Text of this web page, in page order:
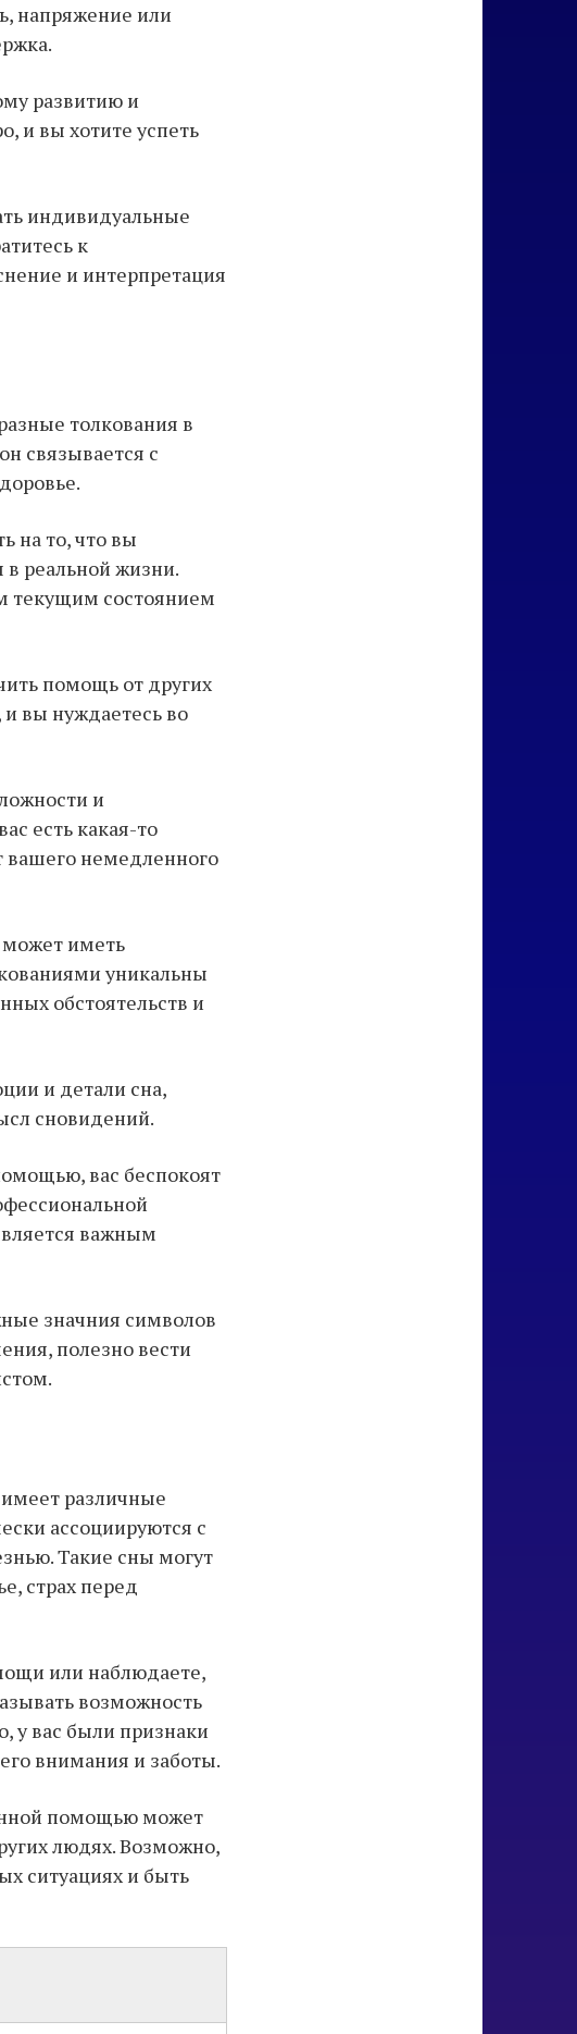
напряжение или
развитию и
и вы хотите успеть
индивидуальные
к
и интерпретация
толкования в
связывается с
на то, что вы
реальной жизни.
текущим состоянием
помощь от других
вы нуждаетесь во
и
есть какая-то
вашего немедленного
может иметь
уникальны
обстоятельств и
и детали сна,
сновидений.
вас беспокоят
важным
значния символов
полезно вести
различные
ассоциируются с
Такие сны могут
страх перед
или наблюдаете,
возможность
у вас были признаки
внимания и заботы.
помощью может
людях. Возможно,
ситуациях и быть